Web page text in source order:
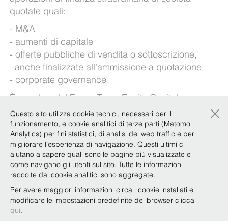
quotate quali:
M&A
aumenti di capitale
offerte pubbliche di vendita o sottoscrizione,
anche finalizzate all’ammissione a quotazione
corporate governance
È membro del Focus Team Equity Capital
Markets.
Lingue straniere: inglese
Esperienze
Qualifiche e attività accademica
Questo sito utilizza cookie tecnici, necessari per il
funzionamento, e cookie analitici di terze parti (Matomo
Analytics) per fini statistici, di analisi del web traffic e per
migliorare l’esperienza di navigazione. Questi ultimi ci
aiutano a sapere quali sono le pagine più visualizzate e
come navigano gli utenti sul sito. Tutte le informazioni
raccolte dai cookie analitici sono aggregate.
Per avere maggiori informazioni circa i cookie installati e
modificare le impostazioni predefinite del browser clicca
qui.
×